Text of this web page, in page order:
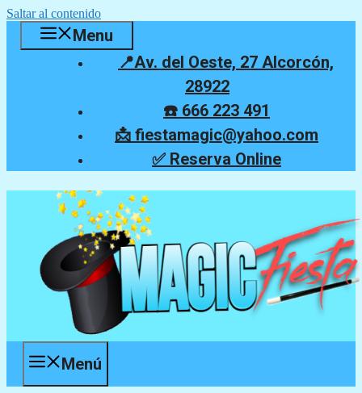
Saltar al contenido
Menu
📍Av. del Oeste, 27 Alcorcón,
28922
☎️ 666 223 491
📩 fiestamagic@yahoo.com
✅ Reserva Online
Menú